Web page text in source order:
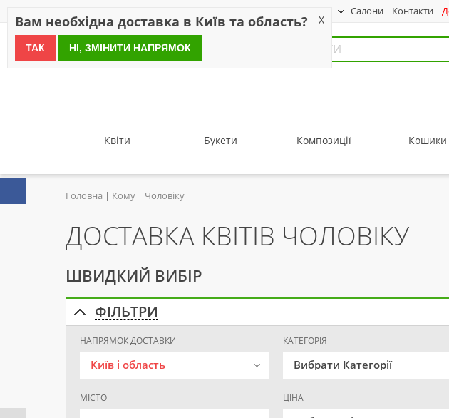
Салони Контакти
since 1999
Квіти Букети Композиції Кошики
Головна Кому Чоловіку
ДОСТАВКА КВІТІВ ЧОЛОВІКУ
ШВИДКИЙ ВИБІР
ФІЛЬТРИ
НАПРЯМОК ДОСТАВКИ
Київ і область
КАТЕГОРІЯ
Вибрати Категорії
МІСТО ЦІНА
Вам необхідна доставка в Київ та область? X
ТАК НІ, ЗМІНИТИ НАПРЯМОК